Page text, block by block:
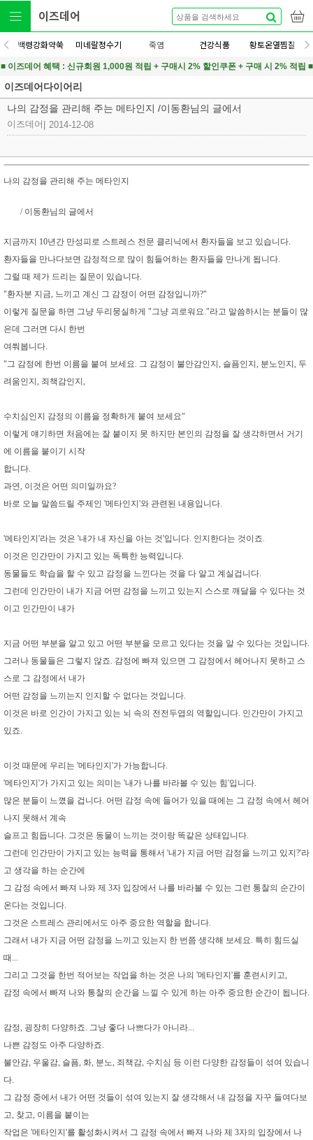
이즈데어
백령강화약쑥 미네랄정수기 죽염 건강식품 황토온열찜질
■ 이즈데어 혜택 : 신규회원 1,000원 적립 + 구매시 2% 할인쿠폰 + 구매 시 2% 적립 ■
이즈데어다이어리
나의 감정을 관리해 주는 메타인지 /이동환님의 글에서
이즈데어 2014-12-08
나의 감정을 관리해 주는 메타인지
/ 이동환님의 글에서
지금까지 10년간 만성피로 스트레스 전문 클리닉에서 환자들을 보고 있습니다.
환자들을 만나다보면 감정적으로 많이 힘들어하는 환자들을 만나게 됩니다.
그럴 때 제가 드리는 질문이 있습니다.
"환자분 지금, 느끼고 계신 그 감정이 어떤 감정입니까?"
이렇게 질문을 하면 그냥 두리뭉실하게 "그냥 괴로워요."라고 말씀하시는 분들이 많
은데 그러면 다시 한번
여쭤봅니다.
"그 감정에 한번 이름을 붙여 보세요. 그 감정이 불안감인지, 슬픔인지, 분노인지, 두
려움인지, 죄책감인지,
수치심인지 감정의 이름을 정확하게 붙여 보세요"
이렇게 얘기하면 처음에는 잘 붙이지 못 하지만 본인의 감정을 잘 생각하면서 거기
에 이름을 붙이기 시작
합니다.
과연, 이것은 어떤 의미일까요?
바로 오늘 말씀드릴 주제인 '메타인지'와 관련된 내용입니다.
'메타인지'라는 것은 '내가 내 자신을 아는 것'입니다. 인지한다는 것이죠.
이것은 인간만이 가지고 있는 독특한 능력입니다.
동물들도 학습을 할 수 있고 감정을 느낀다는 것을 다 알고 계실겁니다.
그런데 인간만이 내가 지금 어떤 감정을 느끼고 있는지 스스로 깨달을 수 있다는 것
이고 인간만이 내가
지금 어떤 부분을 알고 있고 어떤 부분을 모르고 있다는 것을 알 수 있다는 것입니다.
그러나 동물들은 그렇지 않죠. 감정에 빠져 있으면 그 감정에서 헤어나지 못하고 스
스로 그 감정에서 내가
어떤 감정을 느끼는지 인지할 수 없다는 것입니다.
이것은 바로 인간이 가지고 있는 뇌 속의 전전두엽의 역할입니다. 인간만이 가지고
있죠.
이것 때문에 우리는 '메타인지'가 가능합니다.
'메타인지'가 가지고 있는 의미는 '내가 나를 바라볼 수 있는 힘'입니다.
많은 분들이 느꼈을 겁니다. 어떤 감정 속에 들어가 있을 때에는 그 감정 속에서 헤어
나지 못해서 계속
슬프고 힘듭니다. 그것은 동물이 느끼는 것이랑 똑같은 상태입니다.
그런데 인간만이 가지고 있는 능력을 통해서 '내가 지금 어떤 감정을 느끼고 있지?'라
고 생각을 하는 순간에
그 감정 속에서 빠져 나와 제 3자 입장에서 나를 바라볼 수 있는 그런 통찰의 순간이
온다는 것입니다.
그것은 스트레스 관리에서도 아주 중요한 역할을 합니다.
그래서 내가 지금 어떤 감정을 느끼고 있는지 한 번쯤 생각해 보세요. 특히 힘드실
때...
그리고 그것을 한번 적어보는 작업을 하는 것은 나의 '메타인지'를 훈련시키고,
감정 속에서 빠져 나와 통찰의 순간을 느낄 수 있게 하는 아주 중요한 순간이 됩니다.
감정, 굉장히 다양하죠. 그냥 좋다 나쁘다가 아니라...
나쁜 감정도 아주 다양하죠.
불안감, 우울감, 슬픔, 화, 분노, 죄책감, 수치심 등 이런 다양한 감정들이 섞여 있습니
다.
그 감정 중에서 내가 어떤 것들이 섞여 있는지 잘 생각해서 내 감정을 자꾸 들여다보
고, 찾고, 이름을 붙이는
작업은 '메타인지'를 활성화시켜서 그 감정 속에서 빠져 나와 제 3자의 입장에서 나